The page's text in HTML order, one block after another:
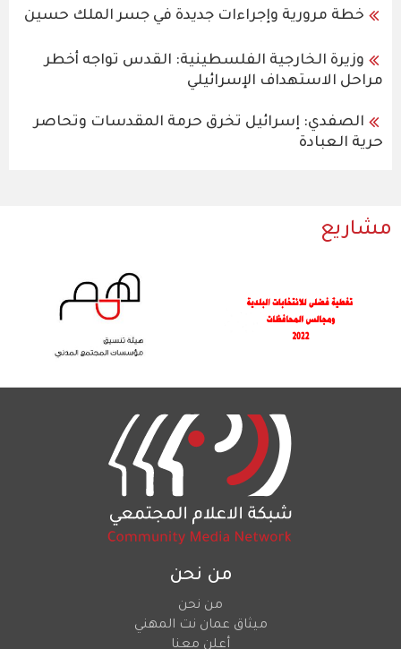
خطة مرورية وإجراءات جديدة في جسر الملك حسين
وزيرة الخارجية الفلسطينية: القدس تواجه أخطر
مراحل الاستهداف الإسرائيلي
الصفدي: إسرائيل تخرق حرمة المقدسات وتحاصر
حرية العبادة
مشاريع
من نحن
من نحن
ميثاق عمان نت المهني
أعلن معنا